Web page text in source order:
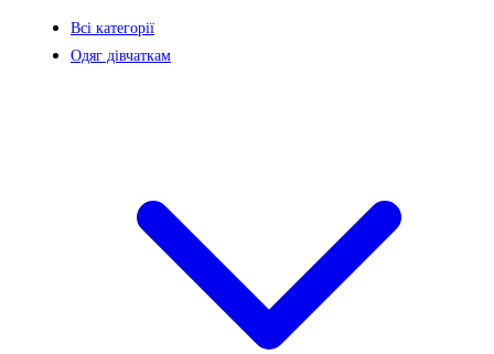
Всі категорії
Одяг дівчаткам